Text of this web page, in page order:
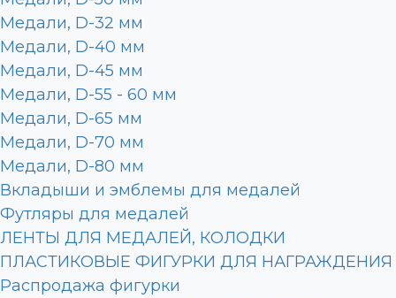
Медали, D-32 мм
Медали, D-40 мм
Медали, D-45 мм
Медали, D-55 - 60 мм
Медали, D-65 мм
Медали, D-70 мм
Медали, D-80 мм
Вкладыши и эмблемы для медалей
Футляры для медалей
ЛЕНТЫ ДЛЯ МЕДАЛЕЙ, КОЛОДКИ
ПЛАСТИКОВЫЕ ФИГУРКИ ДЛЯ НАГРАЖДЕНИЯ
Распродажа фигурки